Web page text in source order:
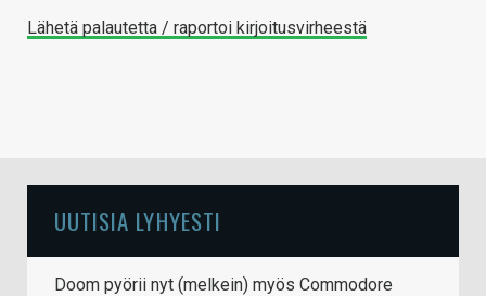
Lähetä palautetta / raportoi kirjoitusvirheestä
UUTISIA LYHYESTI
Doom pyörii nyt (melkein) myös Commodore